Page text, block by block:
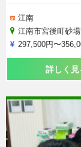
江南
江南市宮後町砂
297,500円〜
詳しく見